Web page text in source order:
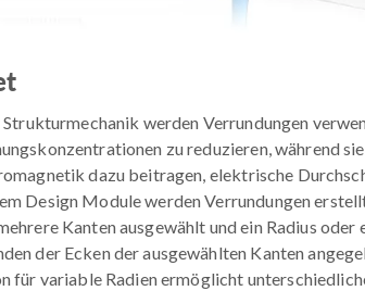
Strukturmechanik werden Verrundungen
zu reduzieren, während
dazu beitragen, elektrische
Design Module werden Verrundungen
Kanten ausgewählt und ein Radius oder
der Ecken der ausgewählten Kanten
für variable Radien ermöglicht